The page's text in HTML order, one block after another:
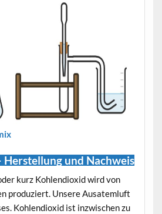
und Nachweis
kurz Kohlendioxid wird von
produziert. Unsere Ausatemluft
Kohlendioxid ist inzwischen zu